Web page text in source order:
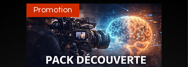
Promotion